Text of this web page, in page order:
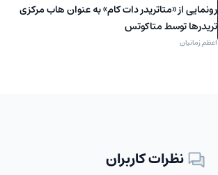
رونمایی از «متاتریدر دات کام» به عنوان هاب مرکزی
تریدرها توسط متاکوتس
اعظم زمانیان
نظرات کاربران